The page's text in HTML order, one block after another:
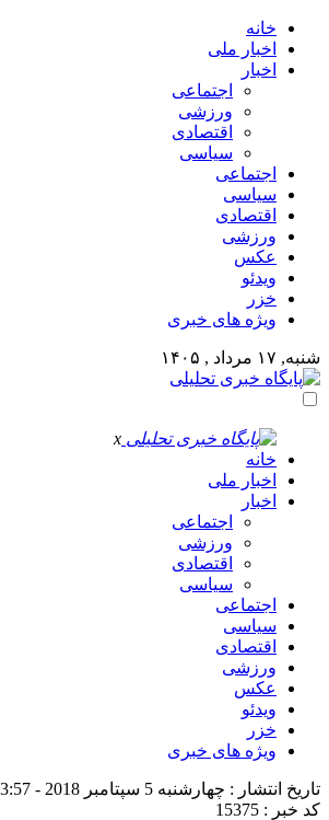
خانه
اخبار ملی
اخبار
اجتماعی
ورزشی
اقتصادی
سیاسی
اجتماعی
سیاسی
اقتصادی
ورزشی
عکس
ویدئو
خزر
ویژه های خبری
شنبه, ۱۷ مرداد , ۱۴۰۵
x
خانه
اخبار ملی
اخبار
اجتماعی
ورزشی
اقتصادی
سیاسی
اجتماعی
سیاسی
اقتصادی
ورزشی
عکس
ویدئو
خزر
ویژه های خبری
تاریخ انتشار : چهارشنبه 5 سپتامبر 2018 - 13:57
کد خبر : 15375